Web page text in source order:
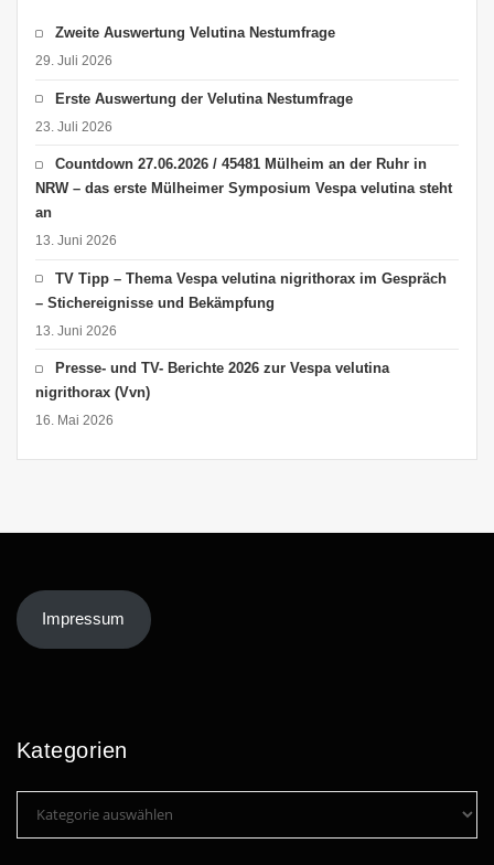
Zweite Auswertung Velutina Nestumfrage
29. Juli 2026
Erste Auswertung der Velutina Nestumfrage
23. Juli 2026
Countdown 27.06.2026 / 45481 Mülheim an der Ruhr in
NRW – das erste Mülheimer Symposium Vespa velutina steht
an
13. Juni 2026
TV Tipp – Thema Vespa velutina nigrithorax im Gespräch
– Stichereignisse und Bekämpfung
13. Juni 2026
Presse- und TV- Berichte 2026 zur Vespa velutina
nigrithorax (Vvn)
16. Mai 2026
Impressum
Kategorien